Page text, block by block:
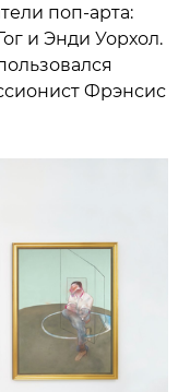
поп-арта:
и Энди Уорхол.
Фрэнсис